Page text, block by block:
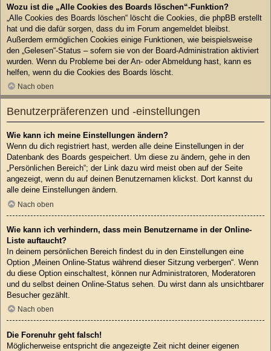
Wozu ist die „Alle Cookies des Boards löschen“-Funktion?
„Alle Cookies des Boards löschen“ löscht die Cookies, die phpBB erstellt
hat und die dafür sorgen, dass du im Forum angemeldet bleibst.
Außerdem ermöglichen Cookies einige Funktionen, wie beispielsweise
den „Gelesen“-Status – sofern sie von der Board-Administration aktiviert
wurden. Wenn du Probleme bei der An- oder Abmeldung hast, kann es
helfen, wenn du die Cookies des Boards löscht.
Nach oben
Benutzerpräferenzen und -einstellungen
Wie kann ich meine Einstellungen ändern?
Wenn du dich registriert hast, werden alle deine Einstellungen in der
Datenbank des Boards gespeichert. Um diese zu ändern, gehe in den
„Persönlichen Bereich“; der Link dazu wird meist oben auf der Seite
angezeigt, wenn du auf deinen Benutzernamen klickst. Dort kannst du
alle deine Einstellungen ändern.
Nach oben
Wie kann ich verhindern, dass mein Benutzername in der Online-
Liste auftaucht?
In deinem persönlichen Bereich findest du in den Einstellungen eine
Option „Meinen Online-Status während dieser Sitzung verbergen“. Wenn
du diese Option einschaltest, können nur Administratoren, Moderatoren
und du selbst deinen Online-Status sehen. Du wirst dann als unsichtbarer
Besucher gezählt.
Nach oben
Die Forenuhr geht falsch!
Möglicherweise entspricht die angezeigte Zeit nicht deiner eigenen